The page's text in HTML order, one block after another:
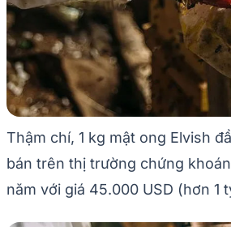
Thậm chí, 1 kg mật ong Elvish
bán trên thị trường chứng
năm với giá 45.000 USD (hơn 1